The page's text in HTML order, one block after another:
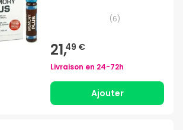
(6)
21,49 €
Livraison en 24-72h
Ajouter